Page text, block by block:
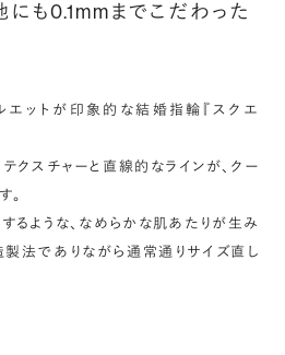
アフターサービス詳細
指輪の内側に留める宝石のこ
ンクダイヤモンドなど、お好みの
ることができます。ショッピング
石をお選びください (有料)。
も0.1mmまでこだわった
エットが印象的な結婚指輪『スクエ
クスチャーと直線的なラインが、クー
。
るような、なめらかな肌あたりが生み
法でありながら通常通りサイズ直し